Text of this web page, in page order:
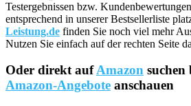
Testergebnissen bzw.
entsprechend in unserer Bestsellerliste
Leistung.de finden Sie noch viel mehr
Nutzen Sie einfach auf der rechten Seite
Oder direkt aufAmazon suchen
Amazon-Angebote anschauen